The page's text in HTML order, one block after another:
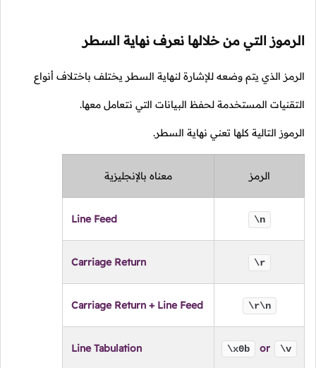
الرموز التي من خلالها نعرف نهاية السطر
الرمز الذي يتم وضعه للإشارة لنهاية السطر يختلف باختلاف أنواع
التقنيات المستخدمة لحفظ البيانات التي نتعامل معها.
الرموز التالية كلها تعني نهاية السطر.
الرمز معناه بالإنجليزية
\n
Line Feed
\r
Carriage Return
\r\n
Carriage Return + Line Feed
\v
or
\x0b
Line Tabulation